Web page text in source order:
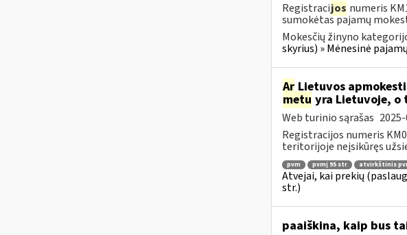
Registracijos numeris
sumokėtas pajamų
Mokesčių žinyno
skyrius) » Mėnesinė
ArLietuvos
metu yra Lietuvoje, o
Web turinio sąrašas
Registracijos numeris
teritorijoje neįsikūręs
pvm pvmį 95 str atvirkštinis
Atvejai, kai prekių
str.)
paaiškina, kaip bus